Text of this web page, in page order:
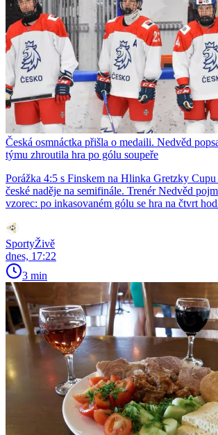
Česká osmnáctka přišla o medaili. Nedvěd
týmu zhroutila hra po gólu soupeře
Porážka 4:5 s Finskem na Hlinka Gretzky
české naděje na semifinále. Trenér Nedvěd
vzorec: po inkasovaném gólu se hra na čtvrt
SportyŽivě
dnes, 17:22
3 min